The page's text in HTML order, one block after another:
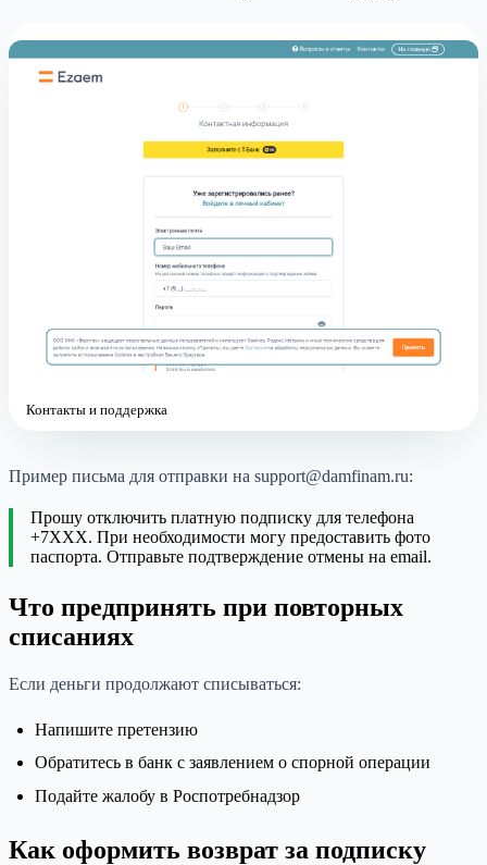
Контакты и поддержка
Пример письма для отправки на support@damfinam.ru:
Прошу отключить платную подписку для телефона
+7XXX. При необходимости могу предоставить фото
паспорта. Отправьте подтверждение отмены на email.
Что предпринять при повторных
списаниях
Если деньги продолжают списываться:
Напишите претензию
Обратитесь в банк с заявлением о спорной операции
Подайте жалобу в Роспотребнадзор
Как оформить возврат за подписку